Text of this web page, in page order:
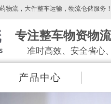
物流，大件整车运输，物流仓储服务！
专注整车物资物
准时高效、安全省心
产品中心